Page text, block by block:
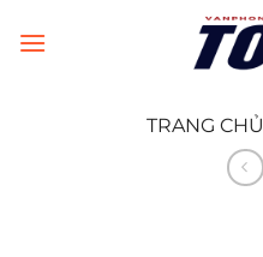
đến
TRANG CHỦ